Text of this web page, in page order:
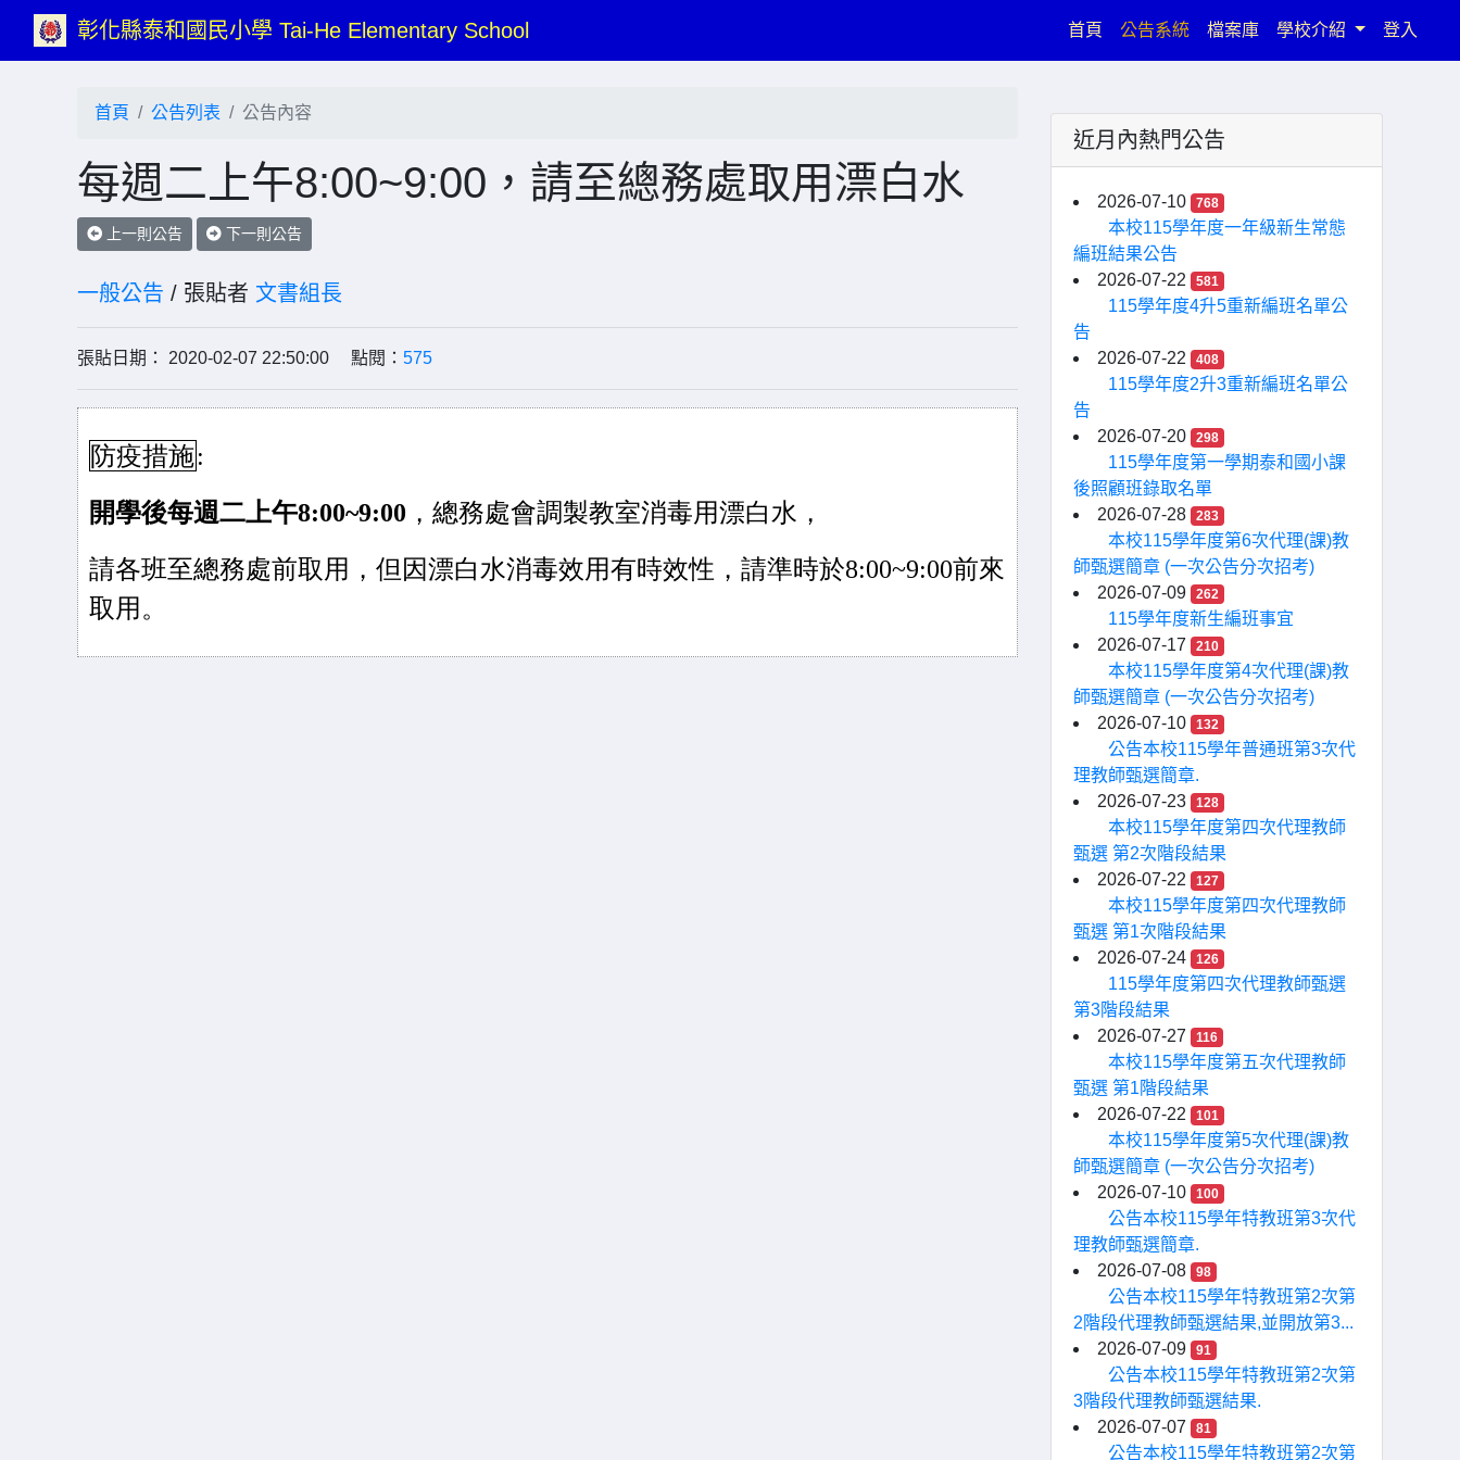
彰化縣泰和國民小學 Tai-He Elementary School 首頁 (current)
公告系統 檔案庫 學校介紹 登入
首頁 公告列表 公告內容
每週二上午8:00~9:00，請至總務處取用漂白水
上一則公告 下一則公告
一般公告 / 張貼者 文書組長
張貼日期： 2020-02-07 22:50:00 點閱： 575
防疫措施:
開學後每週二上午8:00~9:00 ，總務處會調製教室消毒用漂白水，
請各班至總務處前取用，但因漂白水消毒效用有時效性，請準時於8:00~9:00前來
取用。
近月內熱門公告
2026-07-10 768
本校115學年度一年級新生常態
編班結果公告
2026-07-22
581
115學年度4升5重新編班名單公
告
2026-07-22
408
115學年度2升3重新編班名單公
告
2026-07-20
298
115學年度第一學期泰和國小課
後照顧班錄取名單
2026-07-28
283
本校115學年度第6次代理(課)教
師甄選簡章 (一次公告分次招考)
2026-07-09
262
115學年度新生編班事宜
2026-07-17
210
本校115學年度第4次代理(課)教
師甄選簡章 (一次公告分次招考)
2026-07-10
132
公告本校115學年普通班第3次代
理教師甄選簡章.
2026-07-23
128
本校115學年度第四次代理教師
甄選 第2次階段結果
2026-07-22
127
本校115學年度第四次代理教師
甄選 第1次階段結果
2026-07-24
126
115學年度第四次代理教師甄選
第3階段結果
2026-07-27
116
本校115學年度第五次代理教師
甄選 第1階段結果
2026-07-22
101
本校115學年度第5次代理(課)教
師甄選簡章 (一次公告分次招考)
2026-07-10
100
公告本校115學年特教班第3次代
理教師甄選簡章.
2026-07-08
98
公告本校115學年特教班第2次第
2階段代理教師甄選結果,並開放第3...
2026-07-09
91
公告本校115學年特教班第2次第
3階段代理教師甄選結果.
2026-07-07
81
公告本校115學年特教班第2次第